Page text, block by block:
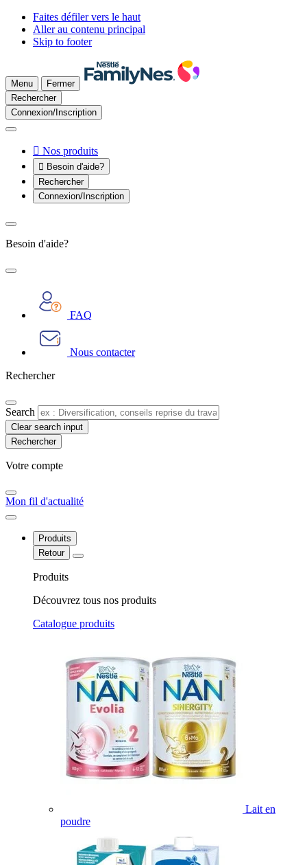
Faites défiler vers le haut
Aller au contenu principal
Skip to footer
Menu
Fermer
Rechercher
Connexion/Inscription
 Nos produits
 Besoin d'aide?
Rechercher
Connexion/Inscription
Besoin d'aide?
FAQ
Nous contacter
Rechercher
Search
Clear search input
Votre compte​
Mon fil d'actualité
Produits
Retour
Produits
Découvrez tous nos produits
Catalogue produits
Lait en
poudre